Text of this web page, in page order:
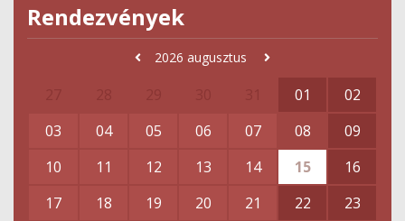
Rendezvények
2026 augusztus
01
02
03
04 05 06 07 08
09
10
11 12 13 14 15
16
17
18 19 20 21 22
23